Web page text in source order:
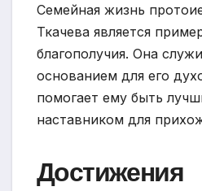
Семейная жизнь
Ткачева является
благополучия. Она
основанием для его
помогает ему быть
наставником для
Достижения